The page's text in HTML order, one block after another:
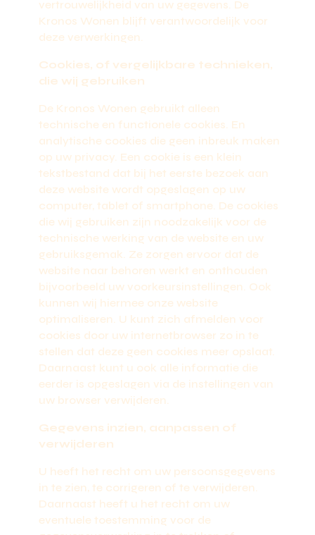
vertrouwelijkheid van uw gegevens. De
Kronos Wonen blijft verantwoordelijk voor
deze verwerkingen.
Cookies, of vergelijkbare technieken,
die wij gebruiken
De Kronos Wonen gebruikt alleen
technische en functionele cookies. En
analytische cookies die geen inbreuk maken
op uw privacy. Een cookie is een klein
tekstbestand dat bij het eerste bezoek aan
deze website wordt opgeslagen op uw
computer, tablet of smartphone. De cookies
die wij gebruiken zijn noodzakelijk voor de
technische werking van de website en uw
gebruiksgemak. Ze zorgen ervoor dat de
website naar behoren werkt en onthouden
bijvoorbeeld uw voorkeursinstellingen. Ook
kunnen wij hiermee onze website
optimaliseren. U kunt zich afmelden voor
cookies door uw internetbrowser zo in te
stellen dat deze geen cookies meer opslaat.
Daarnaast kunt u ook alle informatie die
eerder is opgeslagen via de instellingen van
uw browser verwijderen.
Gegevens inzien, aanpassen of
verwijderen
U heeft het recht om uw persoonsgegevens
in te zien, te corrigeren of te verwijderen.
Daarnaast heeft u het recht om uw
eventuele toestemming voor de